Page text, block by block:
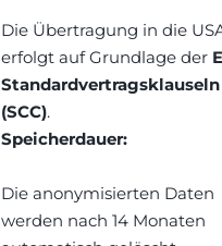
Die Übertragung in die
erfolgt auf Grundlage der
Standardvertragsklauseln
(SCC).
Speicherdauer:
Die anonymisierten Daten
werden nach 14 Monaten